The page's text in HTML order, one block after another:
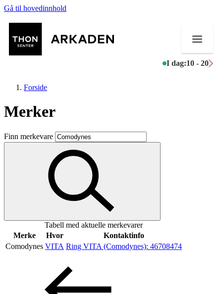
Gå til hovedinnhold
I dag:10 - 20
Butikker
Mat og drikke
Aktiviteter
Inspirasjon
Forside
Merker
Finn merkevare
Tabell med aktuelle merkevarer
Merke
Hvor
Kontaktinfo
Comodynes VITA Ring VITA (Comodynes): 46708474